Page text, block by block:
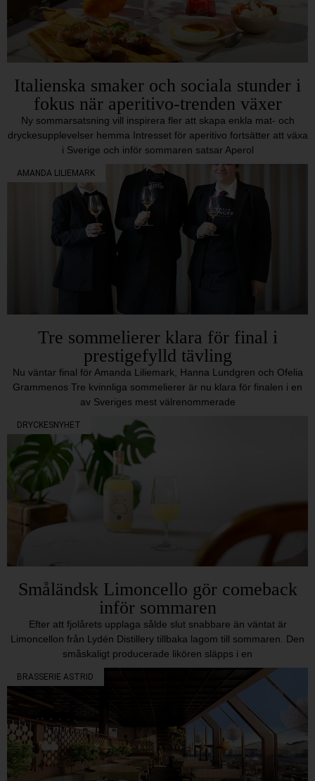
Italienska smaker och sociala stunder i
fokus när aperitivo-trenden växer
Ny sommarsatsning vill inspirera fler att skapa enkla mat- och
dryckesupplevelser hemma Intresset för aperitivo fortsätter att växa
i Sverige och inför sommaren satsar Aperol
AMANDA LILIEMARK
Tre sommelierer klara för final i
prestigefylld tävling
Nu väntar final för Amanda Liliemark, Hanna Lundgren och Ofelia
Grammenos Tre kvinnliga sommelierer är nu klara för finalen i en
av Sveriges mest välrenommerade
DRYCKESNYHET
Småländsk Limoncello gör comeback
inför sommaren
Efter att fjolårets upplaga sålde slut snabbare än väntat är
Limoncellon från Lydén Distillery tillbaka lagom till sommaren. Den
småskaligt producerade likören släpps i en
BRASSERIE ASTRID